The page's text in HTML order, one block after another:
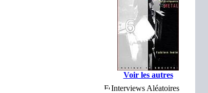
Voir les autres
Interviews Aléatoires